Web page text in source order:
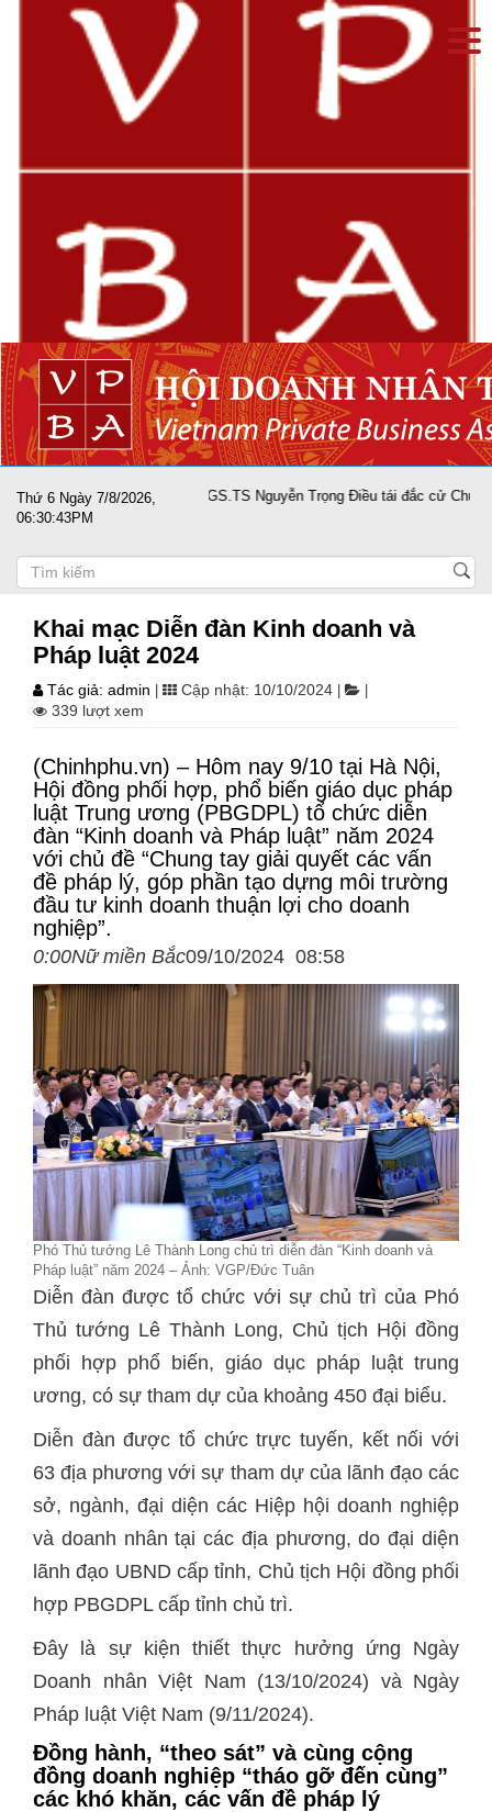
Thứ 6 Ngày 7/8/2026,
06:30:44PM
vượt sóng gió PGS.TS Nguyễn Trọng Điều tái đắc cử Chủ tịch Hội
Khai mạc Diễn đàn Kinh doanh và
Pháp luật 2024
Tác giả: admin Cập nhật: 10/10/2024
339 lượt xem
(Chinhphu.vn) – Hôm nay 9/10 tại Hà Nội,
Hội đồng phối hợp, phổ biến giáo dục pháp
luật Trung ương (PBGDPL) tổ chức diễn
đàn “Kinh doanh và Pháp luật” năm 2024
với chủ đề “Chung tay giải quyết các vấn
đề pháp lý, góp phần tạo dựng môi trường
đầu tư kinh doanh thuận lợi cho doanh
nghiệp”.
0:00Nữ miền Bắc09/10/2024 08:58
Phó Thủ tướng Lê Thành Long chủ trì diễn đàn “Kinh doanh và
Pháp luật” năm 2024 – Ảnh: VGP/Đức Tuân
Diễn đàn được tổ chức với sự chủ trì của Phó
Thủ tướng Lê Thành Long, Chủ tịch Hội đồng
phối hợp phổ biến, giáo dục pháp luật trung
ương, có sự tham dự của khoảng 450 đại biểu.
Diễn đàn được tổ chức trực tuyến, kết nối với
63 địa phương với sự tham dự của lãnh đạo các
sở, ngành, đại diện các Hiệp hội doanh nghiệp
và doanh nhân tại các địa phương, do đại diện
lãnh đạo UBND cấp tỉnh, Chủ tịch Hội đồng phối
hợp PBGDPL cấp tỉnh chủ trì.
Đây là sự kiện thiết thực hưởng ứng Ngày
Doanh nhân Việt Nam (13/10/2024) và Ngày
Pháp luật Việt Nam (9/11/2024).
Đồng hành, “theo sát” và cùng cộng
đồng doanh nghiệp “tháo gỡ đến cùng”
các khó khăn, các vấn đề pháp lý